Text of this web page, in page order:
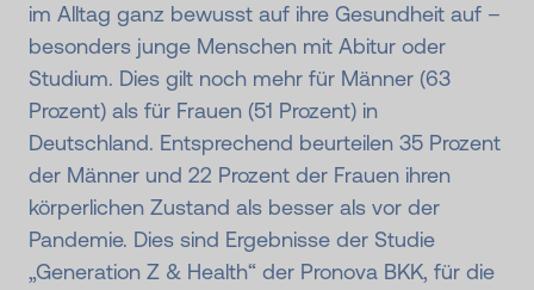
im Alltag ganz bewusst auf ihre Gesundheit auf –
besonders junge Menschen mit Abitur oder
Studium. Dies gilt noch mehr für Männer (63
Prozent) als für Frauen (51 Prozent) in
Deutschland. Entsprechend beurteilen 35 Prozent
der Männer und 22 Prozent der Frauen ihren
körperlichen Zustand als besser als vor der
Pandemie. Dies sind Ergebnisse der Studie
„Generation Z & Health“ der Pronova BKK, für die